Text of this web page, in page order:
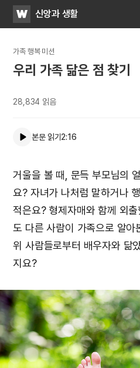
WATV신앙과 생활
가족 행복 미션
우리 가족 닮은 점 찾기
28,834 읽음
본문 읽기2:16
거울을 볼 때, 문득 부모님의
요? 자녀가 나처럼 말하거나
적은요? 형제자매와 함께 외
도 다른 사람이 가족으로 알아
위 사람들로부터 배우자와 닮
지요?